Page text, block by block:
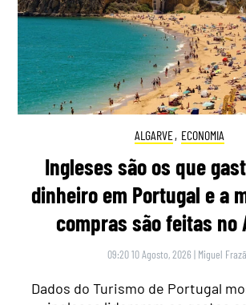
ALGARVE, ECONOMIA
Ingleses são os que
dinheiro em Portugal e a
compras são feitas no
09:20 10 Agosto, 2026 | Miguel
Dados do Turismo de Portugal